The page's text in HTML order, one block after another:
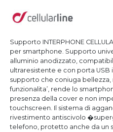
Supporto INTERPHONE
per smartphone. Supporto
alluminio anodizzato,
ultraresistente e con porta USB
supporto che coniuga bellezza,
funzionalita’, rende lo
presenza della cover e non
touchscreen. Il sistema di
rivestimento antiscivolo
telefono, protetto anche da un